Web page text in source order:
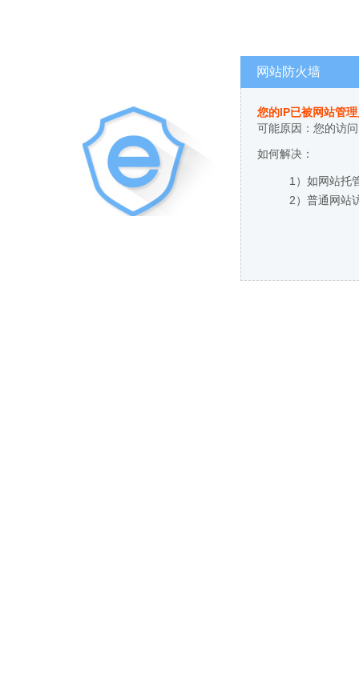
网站防火墙
您的IP已被网站管
可能原因：您的访
如何解决：
1）如网站托
2）普通网站